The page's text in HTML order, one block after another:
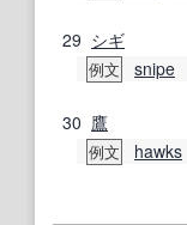
29 シギ
例文 snipe
30 鷹
例文 hawks